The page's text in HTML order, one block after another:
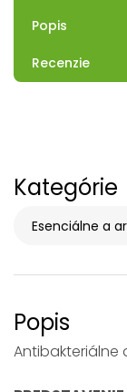
Popis
Recenzie
Kategórie
Esenciálne a
Popis
Antibakteriálne